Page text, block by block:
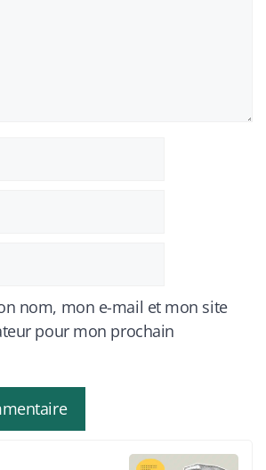
nom, mon e-mail et mon site
pour mon prochain